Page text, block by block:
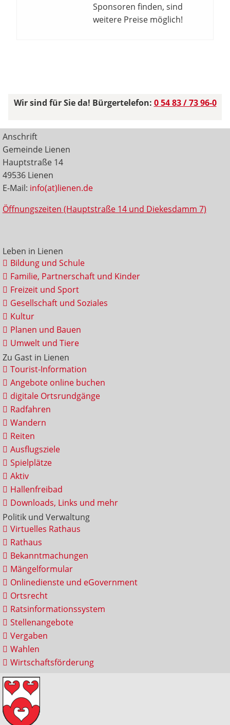
Sponsoren finden, sind
weitere Preise möglich!
Wir sind für Sie da! Bürgertelefon: 0 54 83 / 73 96-0
Anschrift
Gemeinde Lienen
Hauptstraße 14
49536 Lienen
E-Mail: info(at)lienen.de
Öffnungszeiten (Hauptstraße 14 und Diekesdamm 7)
Leben in Lienen
Bildung und Schule
Familie, Partnerschaft und Kinder
Freizeit und Sport
Gesellschaft und Soziales
Kultur
Planen und Bauen
Umwelt und Tiere
Zu Gast in Lienen
Tourist-Information
Angebote online buchen
digitale Ortsrundgänge
Radfahren
Wandern
Reiten
Ausflugsziele
Spielplätze
Aktiv
Hallenfreibad
Downloads, Links und mehr
Politik und Verwaltung
Virtuelles Rathaus
Rathaus
Bekanntmachungen
Mängelformular
Onlinedienste und eGovernment
Ortsrecht
Ratsinformationssystem
Stellenangebote
Vergaben
Wahlen
Wirtschaftsförderung